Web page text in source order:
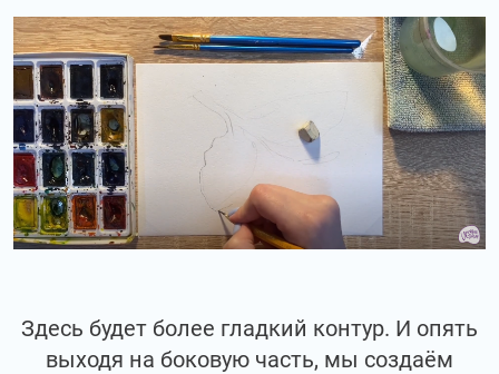
Здесь будет более гладкий контур. И опять
выходя на боковую часть, мы создаём